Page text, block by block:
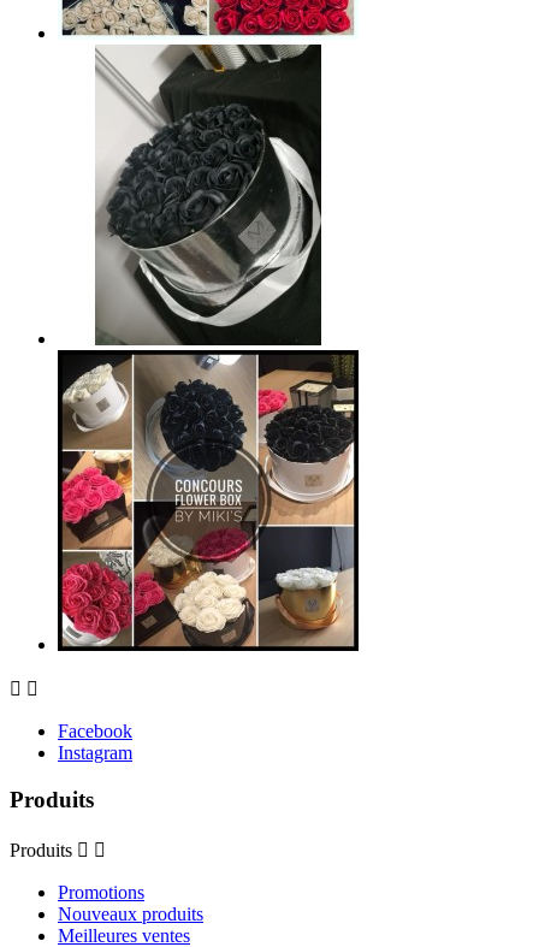
 
Facebook
Instagram
Produits
Produits  
Promotions
Nouveaux produits
Meilleures ventes